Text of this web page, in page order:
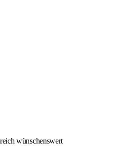
wünschenswert